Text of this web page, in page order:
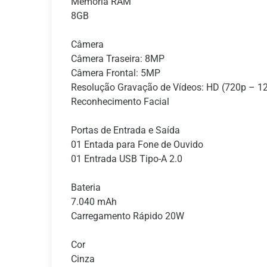
8GB
Câmera
Câmera Traseira: 8MP
Câmera Frontal: 5MP
Resolução Gravação de Vídeos: HD (720p –
Reconhecimento Facial
Portas de Entrada e Saída
01 Entada para Fone de Ouvido
01 Entrada USB Tipo-A 2.0
Bateria
7.040 mAh
Carregamento Rápido 20W
Cor
Cinza